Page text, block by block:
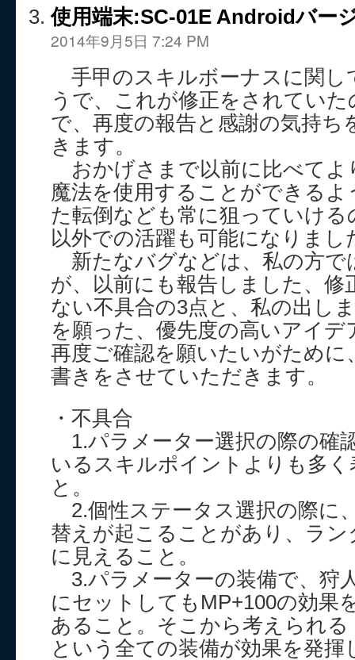
使用端末:SC-01E Androidバー
2014年9月5日 7:24 PM
手甲のスキルボーナスに関し
うで、これが修正をされてい
で、再度の報告と感謝の気持ち
きます。
おかげさまで以前に比べてよ
魔法を使用することができる
た転倒なども常に狙っていける
以外での活躍も可能になりまし
新たなバグなどは、私の方で
が、以前にも報告しました、
ない不具合の3点と、私の出し
を願った、優先度の高いアイデ
再度ご確認を願いたいがために
書きをさせていただきます。
・不具合
1.パラメーター選択の際の確
いるスキルポイントよりも多
と。
2.個性ステータス選択の際に
替えが起こることがあり、ラ
に見えること。
3.パラメーターの装備で、狩
にセットしてもMP+100の効果
あること。そこから考えられ
という全ての装備が効果を発揮